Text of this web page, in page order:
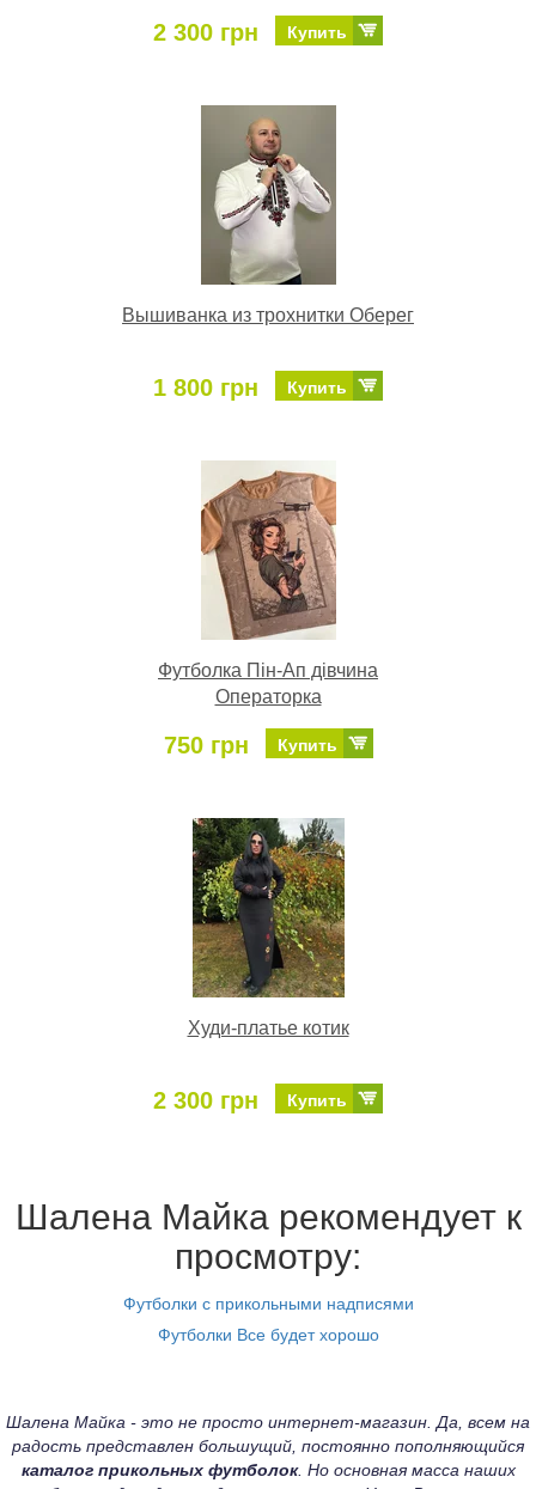
2 300 грн Купить
Вышиванка из трохнитки Оберег
1 800 грн Купить
Футболка Пін-Ап дівчина
Операторка
750 грн Купить
Худи-платье котик
2 300 грн Купить
Шалена Майка рекомендует к
просмотру:
Футболки с прикольными надписями
Футболки Все будет хорошо
Шалена Майка - это не просто интернет-магазин. Да, всем на
радость представлен большущий, постоянно пополняющийся
каталог прикольных футболок. Но основная масса наших